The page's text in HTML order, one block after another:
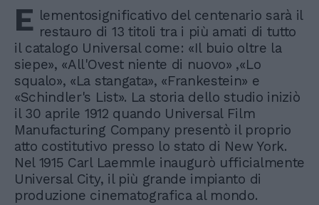
E lementosignificativo del centenario sarà il
restauro di 13 titoli tra i più amati di tutto
il catalogo Universal come: «Il buio oltre la
siepe», «All'Ovest niente di nuovo» ,«Lo
squalo», «La stangata», «Frankestein» e
«Schindler's List». La storia dello studio iniziò
il 30 aprile 1912 quando Universal Film
Manufacturing Company presentò il proprio
atto costitutivo presso lo stato di New York.
Nel 1915 Carl Laemmle inaugurò ufficialmente
Universal City, il più grande impianto di
produzione cinematografica al mondo.